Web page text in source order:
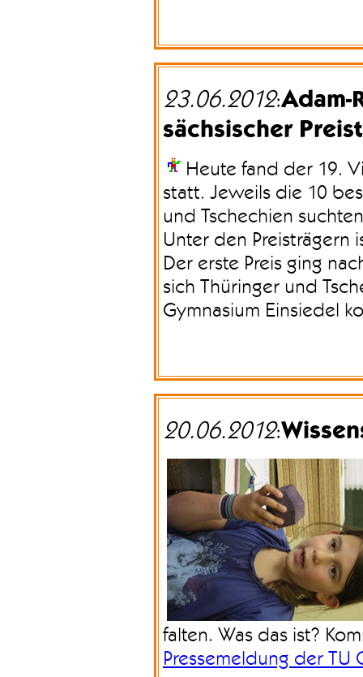
23.06.2012:Adam-
sächsischer
Heute fand der 19.
statt. Jeweils die 10
und Tschechien
Unter den Preisträgern
Der erste Preis ging
sich Thüringer und
Gymnasium Einsiedel
20.06.2012:
falten. Was das ist?
Pressemeldung der TU